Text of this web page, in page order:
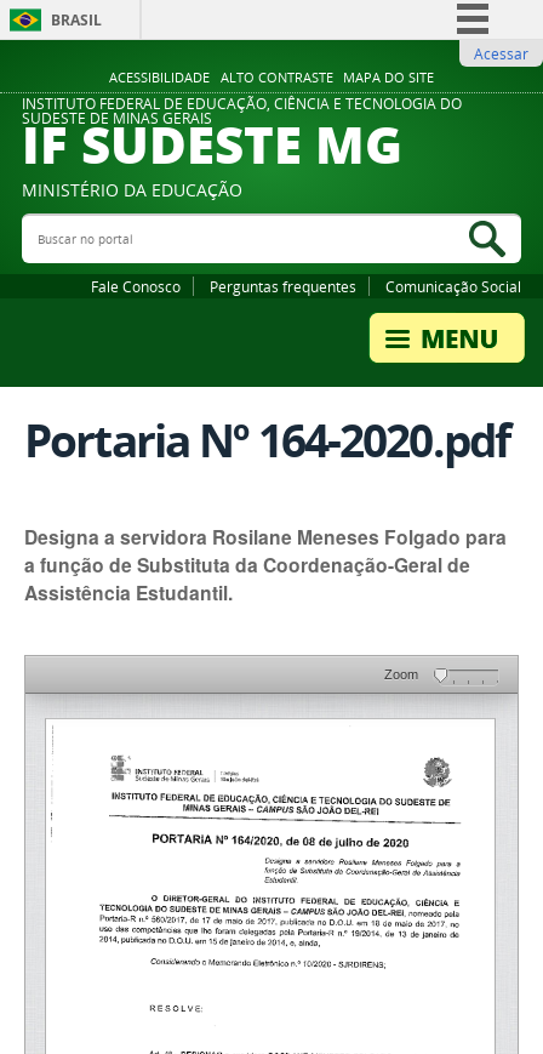
ACESSIBILIDADE ALTO CONTRASTE MAPA DO SITE
BRASIL
Comunica BR
Participe
Legislação
Acessar
INSTITUTO FEDERAL DE EDUCAÇÃO, CIÊNCIA E TECNOLOGIA DO
SUDESTE DE MINAS GERAIS
IF SUDESTE MG
MINISTÉRIO DA EDUCAÇÃO
Buscar no portal
Fale Conosco Perguntas frequentes Comunicação Social
Portaria Nº 164-2020.pdf
Designa a servidora Rosilane Meneses Folgado para
a função de Substituta da Coordenação-Geral de
Assistência Estudantil.
Zoom